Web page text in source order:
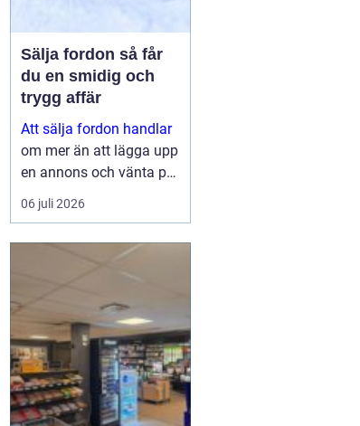
Sälja fordon så får
du en smidig och
trygg affär
Att sälja fordon handlar
om mer än att lägga upp
en annons och vänta på
svar. Många vill få en
bra peng för bilen,
snöskotern, men lika
viktigt är en säker affär,
snabb betalning oc...
06 juli 2026